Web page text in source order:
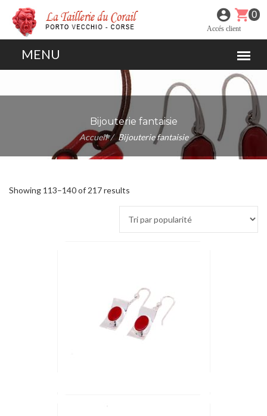
0
Accés client
Bijouterie fantaisie
Accueil Bijouterie fantaisie
Showing 113–140 of 217 results